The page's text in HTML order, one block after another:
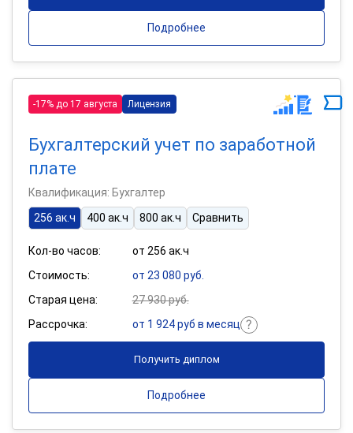
Подробнее
-17% до 17 августа Лицензия
Бухгалтерский учет по заработной
плате
Квалификация: Бухгалтер
256 ак.ч
400 ак.ч 800 ак.ч Сравнить
Кол-во часов:
от 256 ак.ч
Стоимость:
от 23 080 руб.
Старая цена:
27 930 руб.
Рассрочка:
от 1 924 руб в месяц
Получить диплом
Подробнее